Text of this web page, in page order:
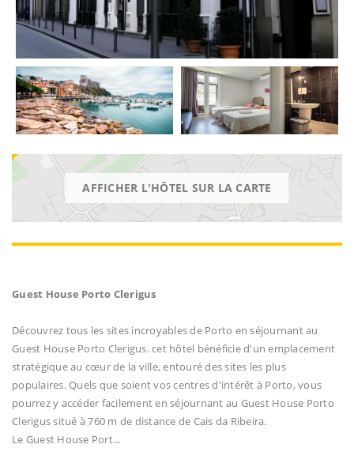
AFFICHER L'HÔTEL SUR LA CARTE
Guest House Porto Clerigus
Découvrez tous les sites incroyables de Porto en séjournant au
Guest House Porto Clerigus. cet hôtel bénéficie d'un emplacement
stratégique au cœur de la ville, entouré des sites les plus
populaires. Quels que soient vos centres d'intérêt à Porto, vous
pourrez y accéder facilement en séjournant au Guest House Porto
Clerigus situé à 760 m de distance de Cais da Ribeira.
Le Guest House Port...